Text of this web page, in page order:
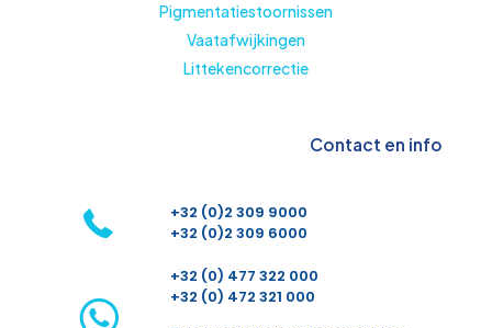
Pigmentatiestoornissen
Vaatafwijkingen
Littekencorrectie
Contact en info
+32 (0)2 309 9000
+32 (0)2 309 6000
+32 (0) 477 322 000
+32 (0) 472 321 000